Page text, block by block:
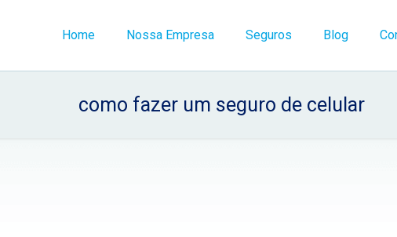
Home Nossa Empresa Seguros Blog
como fazer um seguro de celular